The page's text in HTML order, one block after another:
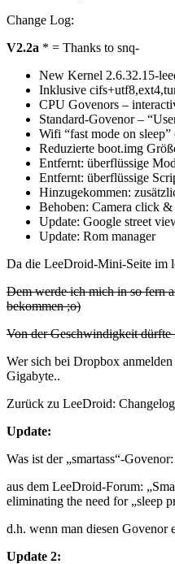
Change Log:
V2.2a * = Thanks to snq-
New Kernel 2.6.32.15-
Inklusive
CPU Govenors –
Standard-Govenor –
Wifi “fast mode on
Reduzierte boot.img
Entfernt: überflüssige
Entfernt: überflüssige
Hinzugekommen:
Behoben: Camera click &
Update: Google street
Update: Rom manager
Da die LeeDroid-Mini-Seite im
Dem werde ich mich in so fern
bekommen ;o)
Von der Geschwindigkeit
Wer sich bei Dropbox
Gigabyte..
Zurück zu LeeDroid:
Update:
Was ist der „smartass“-Govenor:
aus dem LeeDroid-Forum:
eliminating the need for „sleep
d.h. wenn man diesen Govenor
Update 2: